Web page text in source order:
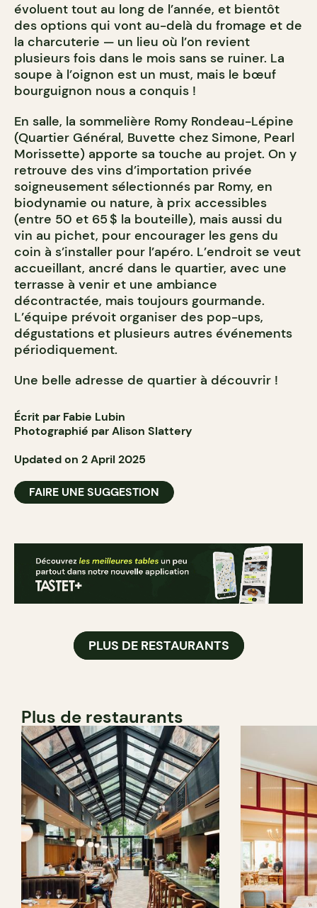
évoluent tout au long de l’année, et bientôt
des options qui vont au-delà du fromage et de
la charcuterie — un lieu où l’on revient
plusieurs fois dans le mois sans se ruiner. La
soupe à l’oignon est un must, mais le bœuf
bourguignon nous a conquis !
En salle, la sommelière Romy Rondeau-Lépine
(Quartier Général, Buvette chez Simone, Pearl
Morissette) apporte sa touche au projet. On y
retrouve des vins d’importation privée
soigneusement sélectionnés par Romy, en
biodynamie ou nature, à prix accessibles
(entre 50 et 65 $ la bouteille), mais aussi du
vin au pichet, pour encourager les gens du
coin à s’installer pour l’apéro. L’endroit se veut
accueillant, ancré dans le quartier, avec une
terrasse à venir et une ambiance
décontractée, mais toujours gourmande.
L’équipe prévoit organiser des pop-ups,
dégustations et plusieurs autres événements
périodiquement.
Une belle adresse de quartier à découvrir !
Écrit par Fabie Lubin
Photographié par Alison Slattery
Updated on 2 April 2025
FAIRE UNE SUGGESTION
PLUS DE RESTAURANTS
Plus de restaurants